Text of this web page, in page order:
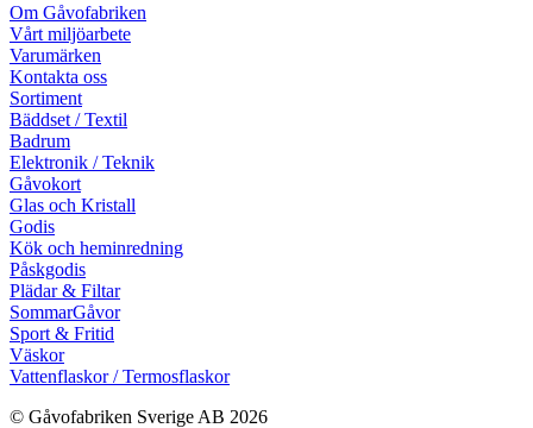
Om Gåvofabriken
Vårt miljöarbete
Varumärken
Kontakta oss
Sortiment
Bäddset / Textil
Badrum
Elektronik / Teknik
Gåvokort
Glas och Kristall
Godis
Kök och heminredning
Påskgodis
Plädar & Filtar
SommarGåvor
Sport & Fritid
Väskor
Vattenflaskor / Termosflaskor
© Gåvofabriken Sverige AB 2026